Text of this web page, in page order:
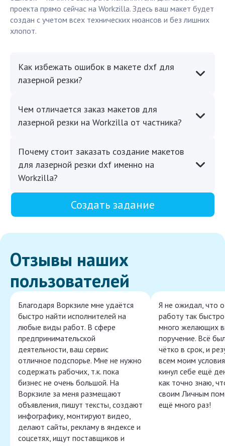
проекта прямо сейчас на Workzilla. Здесь ваш макет будет
создан с учетом всех технических нюансов и без лишних
хлопот.
Как избежать ошибок в макете dxf для
лазерной резки?
Чем отличается заказ макетов для
лазерной резки на Workzilla от частника?
Почему стоит заказать создание макетов
для лазерной резки dxf именно на
Workzilla?
Создать задание
Отзывы наших
пользователей
Благодаря Воркзиле мне удаётся
быстро найти исполнителей на
любые виды работ. В сфере
предпринимательской
деятельности, ваш сервис
отличное подспорье. Мне не нужно
содержать рабочих, т.к. пока
бизнес не очень большой. На
Воркзиле за меня размещают
объявления, пишут тексты, создают
инфографику, монтируют видео,
делают сайты, рекламу в яндексе и
соцсетях, ищут поставщиков и
Я не ожидал, что
работу так
много желающих
поручение. Всё
чётко в срок, и
всем моим
кинул себе ещё
как точно знаю,
своим Личным
ещё много раз!